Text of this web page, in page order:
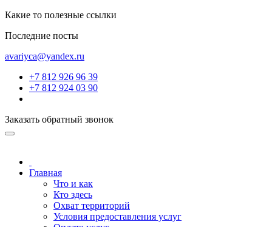
Какие то полезные ссылки
Последние посты
avariyca@yandex.ru
+7 812 926 96 39
+7 812 924 03 90
Заказать обратный звонок
Главная
Что и как
Кто здесь
Охват территорий
Условия предоставления услуг